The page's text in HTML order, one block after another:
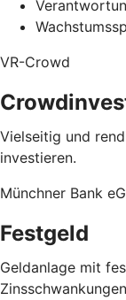
VR-Crowd
Vielseitig und
investieren.
Münchner Bank eG
Festgeld
Geldanlage mit